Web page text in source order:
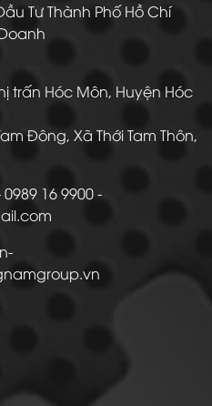
Tư Thành Phố Hồ Chí
trấn Hóc Môn, Huyện Hóc
Đông, Xã Thới Tam Thôn,
- 0989 16 9900 -